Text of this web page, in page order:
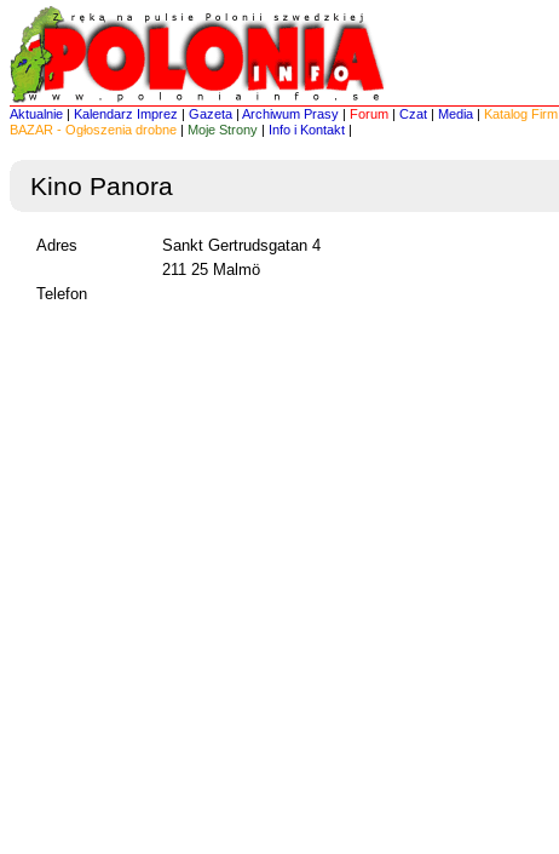
Aktualnie | Kalendarz Imprez | Gazeta | Archiwum Prasy | Forum | Czat | Media | Katalog Firm
BAZAR - Ogłoszenia drobne | Moje Strony | Info i Kontakt |
Kino Panora
Adres
Sankt Gertrudsgatan 4
211 25 Malmö
Telefon